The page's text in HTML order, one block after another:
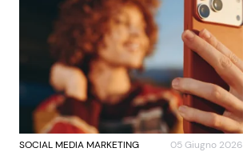
SOCIAL MEDIA MARKETING 05 Giugno 2026